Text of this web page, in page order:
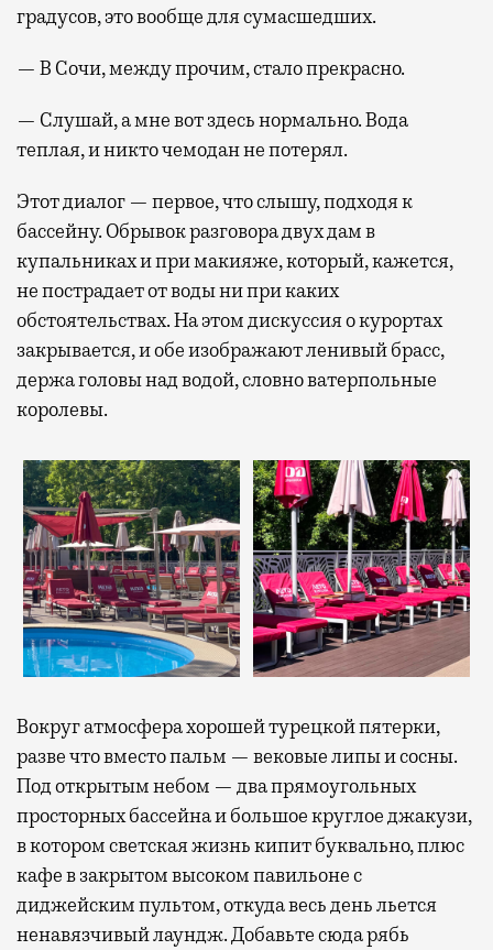
градусов, это вообще для сумасшедших.
— В Сочи, между прочим, стало прекрасно.
— Слушай, а мне вот здесь нормально. Вода
теплая, и никто чемодан не потерял.
Этот диалог — первое, что слышу, подходя к
бассейну. Обрывок разговора двух дам в
купальниках и при макияже, который, кажется,
не пострадает от воды ни при каких
обстоятельствах. На этом дискуссия о курортах
закрывается, и обе изображают ленивый брасс,
держа головы над водой, словно ватерпольные
королевы.
Вокруг атмосфера хорошей турецкой пятерки,
разве что вместо пальм — вековые липы и сосны.
Под открытым небом — два прямоугольных
просторных бассейна и большое круглое джакузи,
в котором светская жизнь кипит буквально, плюс
кафе в закрытом высоком павильоне с
диджейским пультом, откуда весь день льется
ненавязчивый лаундж. Добавьте сюда рябь